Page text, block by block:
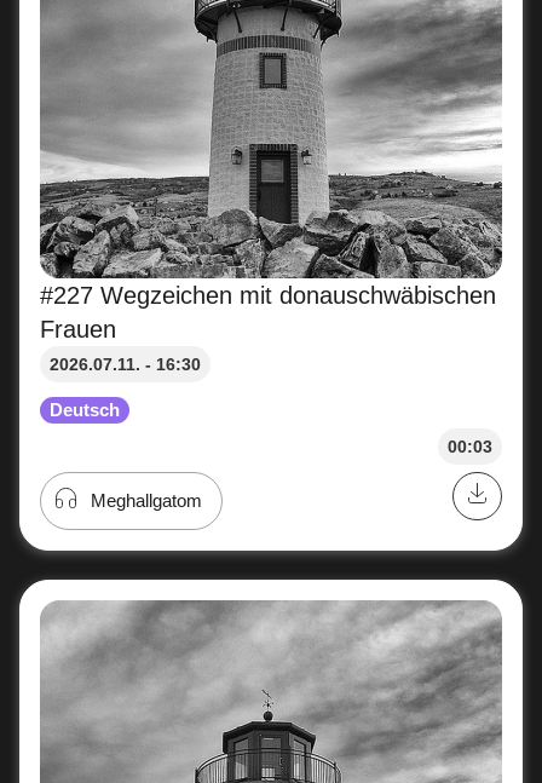
#227 Wegzeichen mit donauschwäbischen
Frauen
2026.07.11. - 16:30
Deutsch
00:03
Meghallgatom